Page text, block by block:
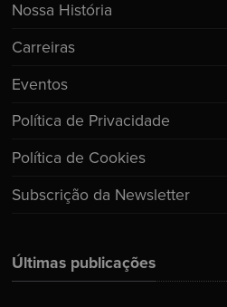
Últimas publicações
Nossa História
Carreiras
Eventos
Política de Privacidade
Política de Cookies
Subscrição da Newsletter